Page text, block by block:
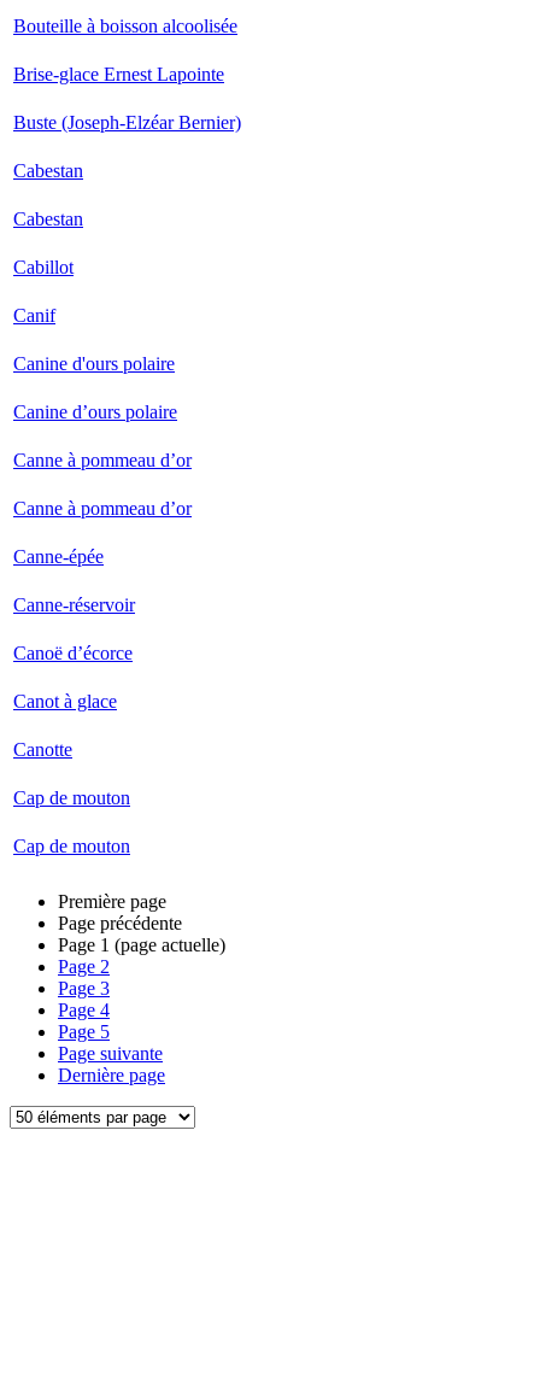
Bouteille à boisson alcoolisée
Brise-glace Ernest Lapointe
Buste (Joseph-Elzéar Bernier)
Cabestan
Cabestan
Cabillot
Canif
Canine d'ours polaire
Canine d’ours polaire
Canne à pommeau d’or
Canne à pommeau d’or
Canne-épée
Canne-réservoir
Canoë d’écorce
Canot à glace
Canotte
Cap de mouton
Cap de mouton
Première page
Page précédente
Page 1 (page actuelle)
Page 2
Page 3
Page 4
Page 5
Page suivante
Dernière page